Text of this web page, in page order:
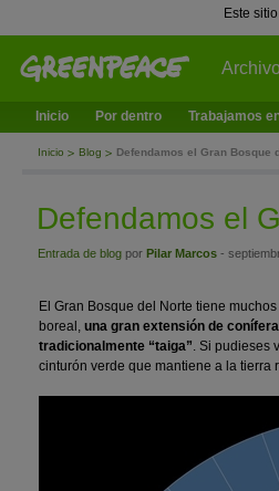
Este
Inicio Por dentro Trabajamos
Inicio Blog Defendamos el Gran Bosque
Defendamos el
Entrada de blog por Pilar Marcos -
El Gran Bosque del Norte tiene
boreal, una gran extensión de
tradicionalmente “taiga”. Si pudieses
cinturón verde que mantiene a la tierra